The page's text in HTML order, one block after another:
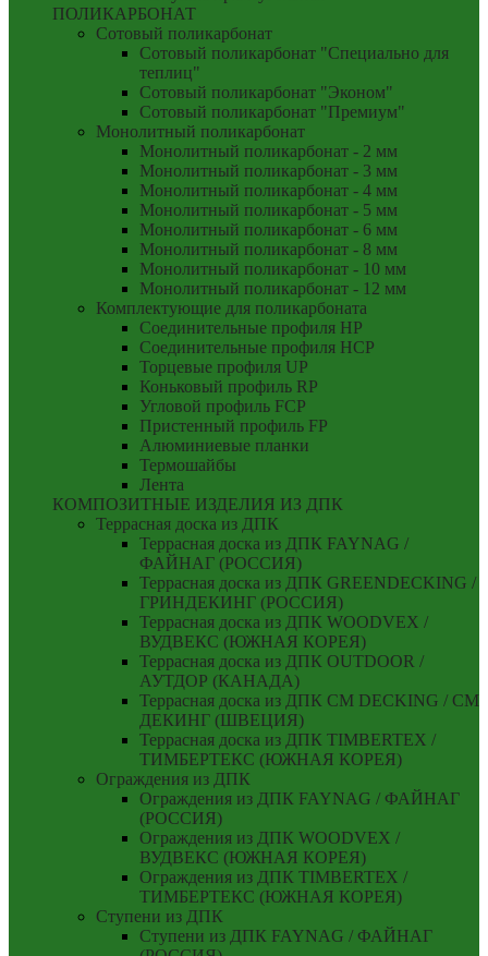
ПОЛИКАРБОНАТ
Сотовый поликарбонат
Сотовый поликарбонат "Специально для
теплиц"
Сотовый поликарбонат "Эконом"
Сотовый поликарбонат "Премиум"
Монолитный поликарбонат
Монолитный поликарбонат - 2 мм
Монолитный поликарбонат - 3 мм
Монолитный поликарбонат - 4 мм
Монолитный поликарбонат - 5 мм
Монолитный поликарбонат - 6 мм
Монолитный поликарбонат - 8 мм
Монолитный поликарбонат - 10 мм
Монолитный поликарбонат - 12 мм
Комплектующие для поликарбоната
Соединительные профиля HP
Соединительные профиля HCP
Торцевые профиля UP
Коньковый профиль RP
Угловой профиль FCP
Пристенный профиль FP
Алюминиевые планки
Термошайбы
Лента
КОМПОЗИТНЫЕ ИЗДЕЛИЯ ИЗ ДПК
Террасная доска из ДПК
Террасная доска из ДПК FAYNAG /
ФАЙНАГ (РОССИЯ)
Террасная доска из ДПК GREENDECKING /
ГРИНДЕКИНГ (РОССИЯ)
Террасная доска из ДПК WOODVEX /
ВУДВЕКС (ЮЖНАЯ КОРЕЯ)
Террасная доска из ДПК OUTDOOR /
АУТДОР (КАНАДА)
Террасная доска из ДПК CM DECKING / СМ
ДЕКИНГ (ШВЕЦИЯ)
Террасная доска из ДПК TIMBERTEX /
ТИМБЕРТЕКС (ЮЖНАЯ КОРЕЯ)
Ограждения из ДПК
Ограждения из ДПК FAYNAG / ФАЙНАГ
(РОССИЯ)
Ограждения из ДПК WOODVEX /
ВУДВЕКС (ЮЖНАЯ КОРЕЯ)
Ограждения из ДПК TIMBERTEX /
ТИМБЕРТЕКС (ЮЖНАЯ КОРЕЯ)
Ступени из ДПК
Ступени из ДПК FAYNAG / ФАЙНАГ